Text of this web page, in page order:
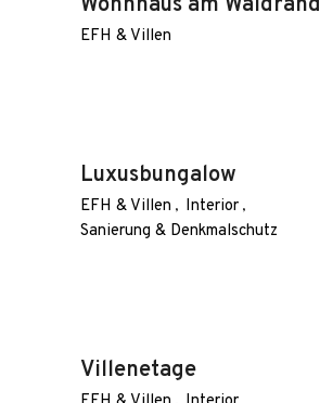
EFH & Villen
Luxusbungalow
EFH & Villen
Interior
Sanierung & Denkmalschutz
Villenetage